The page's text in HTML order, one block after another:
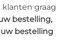
klanten graag
bestelling,
bestelling